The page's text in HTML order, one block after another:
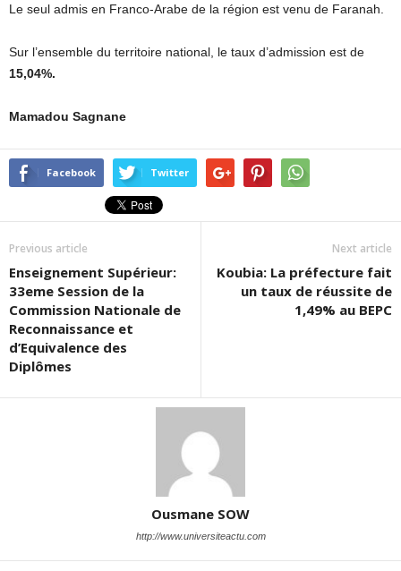
Le seul admis en Franco-Arabe de la région est venu de Faranah.
Sur l’ensemble du territoire national, le taux d’admission est de
15,04%.
Mamadou Sagnane
Facebook Twitter
Previous article
Enseignement Supérieur:
33eme Session de la
Commission Nationale de
Reconnaissance et
d’Equivalence des
Diplômes
Next article
Koubia: La préfecture fait
un taux de réussite de
1,49% au BEPC
Ousmane SOW
http://www.universiteactu.com